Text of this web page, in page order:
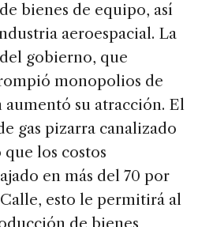
bienes de equipo, así
aeroespacial. La
gobierno, que
monopolios de
aumentó su atracción. El
gas pizarra canalizado
los costos
en más del 70 por
esto le permitirá al